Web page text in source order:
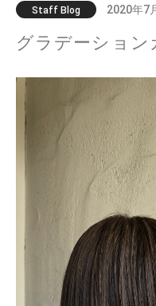
Staff Blog 2020年7
グラデーション